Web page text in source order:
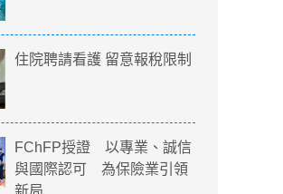
住院聘請看護 留意報稅限制
FChFP授證 以專業、誠信
與國際認可 為保險業引領
新局